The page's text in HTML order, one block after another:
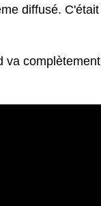
diffusé. C'était
va complètement